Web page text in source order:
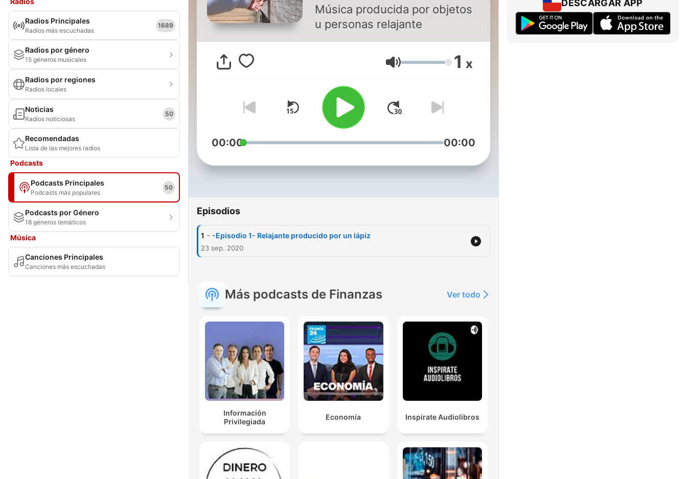
Radios Principales
Radios más escuchadas
1689
Radios por género
15 géneros musicales
Radios por regiones
Radios locales
Noticias
Radios noticiosas
50
Recomendadas
Lista de las mejores radios
Podcasts
Podcasts Principales
Podcasts más populares
50
Podcasts por Género
18 géneros temáticos
Música
Canciones Principales
Canciones más escuchadas
Música producida por objetos
u personas relajante
Volumen 1 x
00:00 00:00
Episodios
1 - -Episodio 1- Relajante producido por un lápiz
23 sep. 2020
Más podcasts de Finanzas Ver todo
Información
Privilegiada
Economía Inspirate Audiolibros
DESCARGAR APP